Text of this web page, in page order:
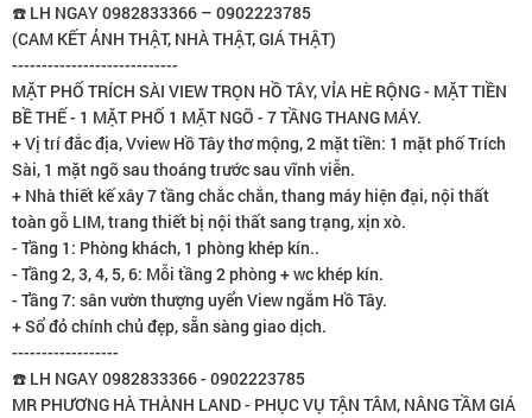
☎️ LH NGAY 0982833366 – 0902223785
(CAM KẾT ẢNH THẬT, NHÀ THẬT, GIÁ THẬT)
----------------------------
MẶT PHỐ TRÍCH SÀI VIEW TRỌN HỒ TÂY, VỈA HÈ RỘNG - MẶT TIỀN
BỀ THẾ - 1 MẶT PHỐ 1 MẶT NGÕ - 7 TẦNG THANG MÁY.
+ Vị trí đắc địa, Vview Hồ Tây thơ mộng, 2 mặt tiền: 1 mặt phố Trích
Sài, 1 mặt ngõ sau thoáng trước sau vĩnh viễn.
+ Nhà thiết kế xây 7 tầng chắc chắn, thang máy hiện đại, nội thất
toàn gỗ LIM, trang thiết bị nội thất sang trạng, xịn xò.
- Tầng 1: Phòng khách, 1 phòng khép kín..
- Tầng 2, 3, 4, 5, 6: Mỗi tầng 2 phòng + wc khép kín.
- Tầng 7: sân vườn thượng uyển View ngắm Hồ Tây.
+ Sổ đỏ chính chủ đẹp, sẵn sàng giao dịch.
------------------
☎️ LH NGAY 0982833366 - 0902223785
MR PHƯƠNG HÀ THÀNH LAND - PHỤC VỤ TẬN TÂM, NÂNG TẦM GIÁ